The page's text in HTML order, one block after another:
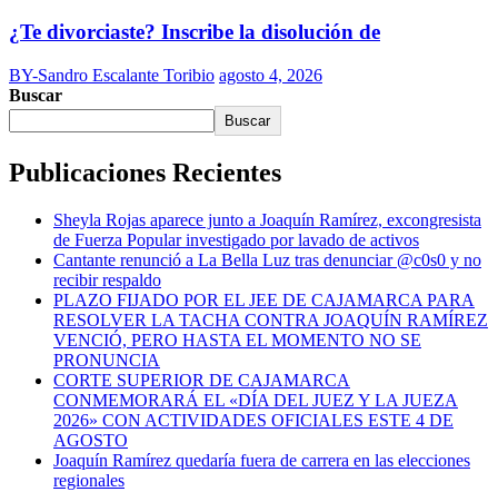
¿Te divorciaste? Inscribe la disolución de
BY-Sandro Escalante Toribio agosto 4, 2026
Buscar
Buscar
Publicaciones Recientes
Sheyla Rojas aparece junto a Joaquín Ramírez, excongresista
de Fuerza Popular investigado por lavado de activos
Cantante renunció a La Bella Luz tras denunciar @c0s0 y no
recibir respaldo
PLAZO FIJADO POR EL JEE DE CAJAMARCA PARA
RESOLVER LA TACHA CONTRA JOAQUÍN RAMÍREZ
VENCIÓ, PERO HASTA EL MOMENTO NO SE
PRONUNCIA
CORTE SUPERIOR DE CAJAMARCA
CONMEMORARÁ EL «DÍA DEL JUEZ Y LA JUEZA
2026» CON ACTIVIDADES OFICIALES ESTE 4 DE
AGOSTO
Joaquín Ramírez quedaría fuera de carrera en las elecciones
regionales